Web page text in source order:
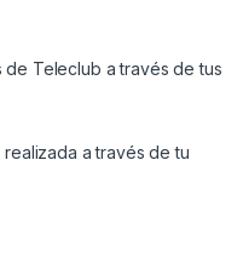
de Teleclub a través de tus
realizada a través de tu